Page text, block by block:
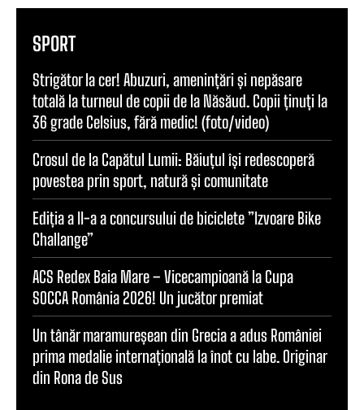
SPORT
Strigător la cer! Abuzuri, amenințări și nepăsare
totală la turneul de copii de la Năsăud. Copii ținuți la
36 grade Celsius, fără medic! (foto/video)
Crosul de la Capătul Lumii: Băiuțul își redescoperă
povestea prin sport, natură și comunitate
Ediția a II-a a concursului de biciclete ”Izvoare Bike
Challange”
ACS Redex Baia Mare – Vicecampioană la Cupa
SOCCA România 2026! Un jucător premiat
Un tânăr maramureșean din Grecia a adus României
prima medalie internațională la înot cu labe. Originar
din Rona de Sus